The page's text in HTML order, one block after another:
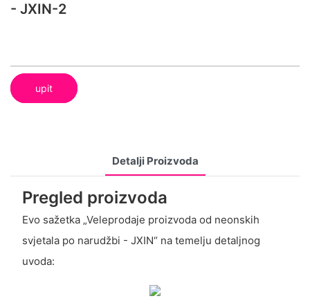
- JXIN-2
upit
Detalji Proizvoda
Pregled proizvoda
Evo sažetka „Veleprodaje proizvoda od neonskih
svjetala po narudžbi - JXIN“ na temelju detaljnog
uvoda: